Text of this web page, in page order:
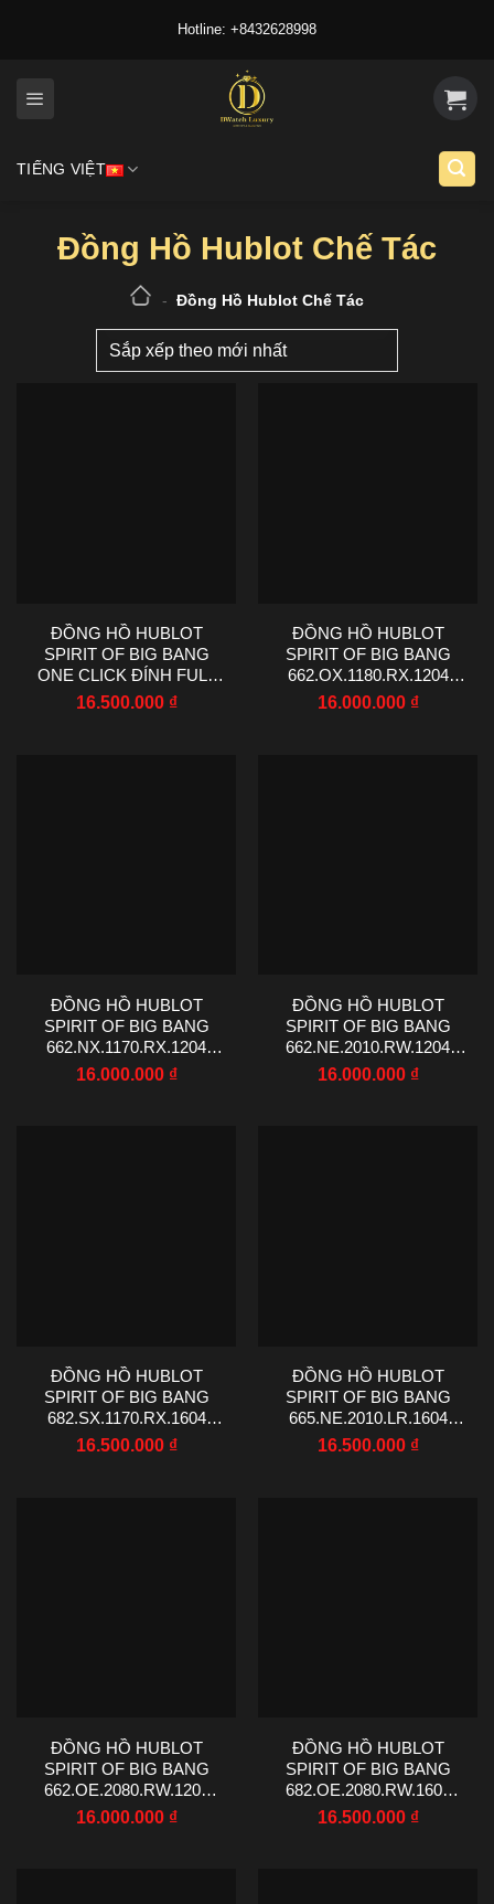
Hotline: +8432628998
TIẾNG VIỆT
Đồng Hồ Hublot Chế Tác
- Đồng Hồ Hublot Chế Tác
ĐỒNG HỒ HUBLOT
SPIRIT OF BIG BANG
ONE CLICK ĐÍNH FULL
ĐÁ MẶT SỐ ĐEN 39MM
16.500.000 ₫
ĐỒNG HỒ HUBLOT
SPIRIT OF BIG BANG
662.OX.1180.RX.1204
KING GOLD CHẾ TÁC
16.000.000 ₫
ĐỒNG HỒ HUBLOT
SPIRIT OF BIG BANG
662.NX.1170.RX.1204
CHẾ TÁC MẶT SỐ MÀU
16.000.000 ₫
ĐỒNG HỒ HUBLOT
SPIRIT OF BIG BANG
662.NE.2010.RW.1204
CHẾ TÁC MẶT SỐ MÀU
16.000.000 ₫
ĐỒNG HỒ HUBLOT
SPIRIT OF BIG BANG
682.SX.1170.RX.1604
MẶT SỐ MÀU ĐEN
16.500.000 ₫
ĐỒNG HỒ HUBLOT
SPIRIT OF BIG BANG
665.NE.2010.LR.1604
MẶT SỐ MÀU TRẮNG
16.500.000 ₫
ĐỒNG HỒ HUBLOT
SPIRIT OF BIG BANG
662.OE.2080.RW.1204
KING GOLD CHẾ TÁC
16.000.000 ₫
ĐỒNG HỒ HUBLOT
SPIRIT OF BIG BANG
682.OE.2080.RW.1604
KING GOLD REP 11 MẠ
16.500.000 ₫